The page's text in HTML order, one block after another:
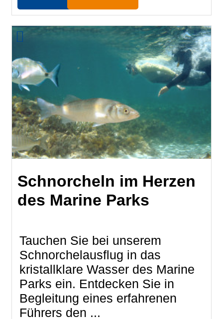
Schnorcheln im Herzen
des Marine Parks
Tauchen Sie bei unserem
Schnorchelausflug in das
kristallklare Wasser des Marine
Parks ein. Entdecken Sie in
Begleitung eines erfahrenen
Führers den ...